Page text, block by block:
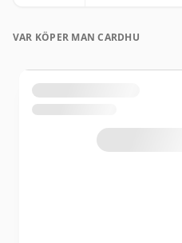
VAR KÖPER MAN CARDHU